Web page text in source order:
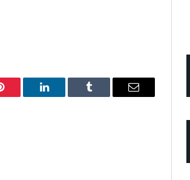
LinkedIn Tumblr Email